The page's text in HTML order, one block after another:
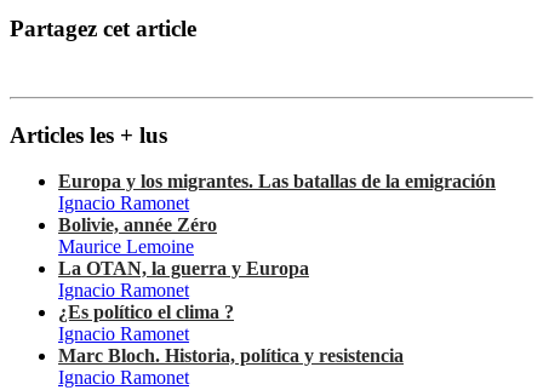
Partagez cet article
Articles les + lus
Europa y los migrantes. Las batallas de la emigración
Ignacio Ramonet
Bolivie, année Zéro
Maurice Lemoine
La OTAN, la guerra y Europa
Ignacio Ramonet
¿Es político el clima ?
Ignacio Ramonet
Marc Bloch. Historia, política y resistencia
Ignacio Ramonet